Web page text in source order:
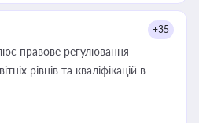
+35
правове регулювання
рівнів та кваліфікацій в